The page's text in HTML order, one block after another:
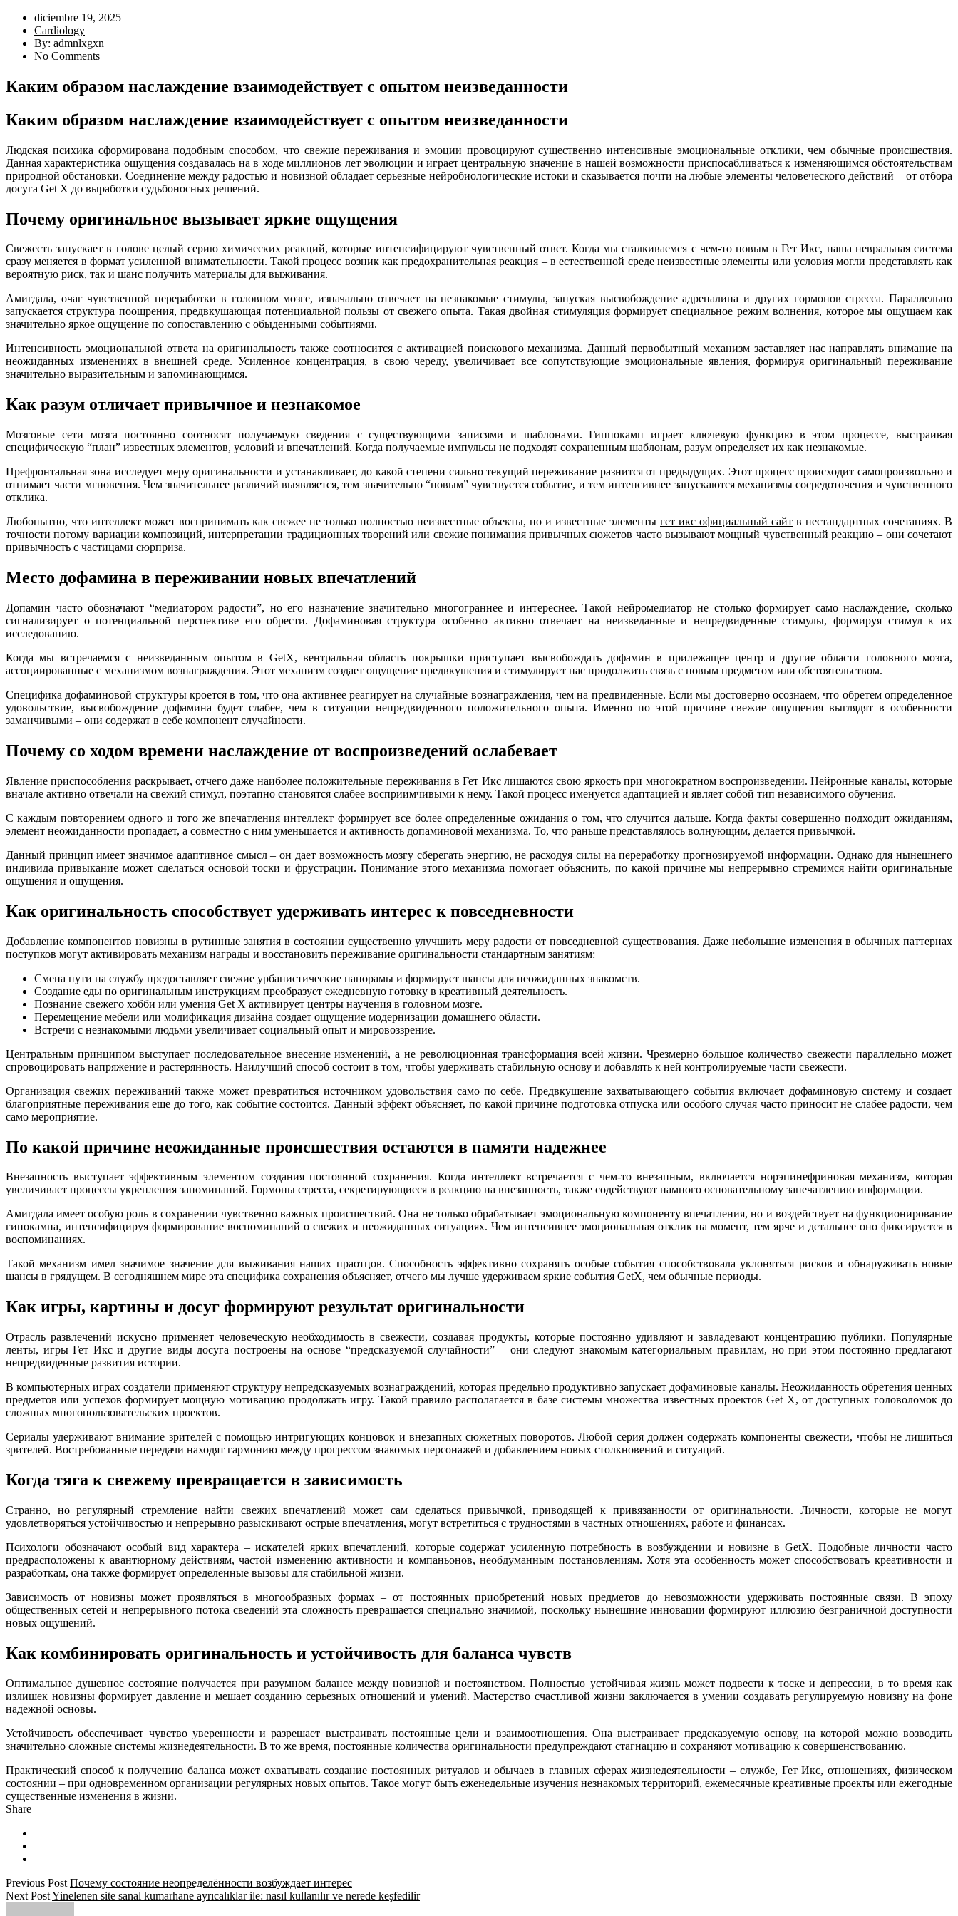
diciembre 19, 2025
Cardiology
By: admnlxgxn
No Comments
Каким образом наслаждение взаимодействует с опытом неизведанности
Каким образом наслаждение взаимодействует с опытом неизведанности
Людская психика сформирована подобным способом, что свежие переживания и эмоции провоцируют существенно интенсивные эмоциональные отклики, чем обычные происшествия.
Данная характеристика ощущения создавалась на в ходе миллионов лет эволюции и играет центральную значение в нашей возможности приспосабливаться к изменяющимся обстоятельствам
природной обстановки. Соединение между радостью и новизной обладает серьезные нейробиологические истоки и сказывается почти на любые элементы человеческого действий – от отбора
досуга Get X до выработки судьбоносных решений.
Почему оригинальное вызывает яркие ощущения
Свежесть запускает в голове целый серию химических реакций, которые интенсифицируют чувственный ответ. Когда мы сталкиваемся с чем-то новым в Гет Икс, наша невральная система
сразу меняется в формат усиленной внимательности. Такой процесс возник как предохранительная реакция – в естественной среде неизвестные элементы или условия могли представлять как
вероятную риск, так и шанс получить материалы для выживания.
Амигдала, очаг чувственной переработки в головном мозге, изначально отвечает на незнакомые стимулы, запуская высвобождение адреналина и других гормонов стресса. Параллельно
запускается структура поощрения, предвкушающая потенциальной пользы от свежего опыта. Такая двойная стимуляция формирует специальное режим волнения, которое мы ощущаем как
значительно яркое ощущение по сопоставлению с обыденными событиями.
Интенсивность эмоциональной ответа на оригинальность также соотносится с активацией поискового механизма. Данный первобытный механизм заставляет нас направлять внимание на
неожиданных изменениях в внешней среде. Усиленное концентрация, в свою череду, увеличивает все сопутствующие эмоциональные явления, формируя оригинальный переживание
значительно выразительным и запоминающимся.
Как разум отличает привычное и незнакомое
Мозговые сети мозга постоянно соотносят получаемую сведения с существующими записями и шаблонами. Гиппокамп играет ключевую функцию в этом процессе, выстраивая
специфическую “план” известных элементов, условий и впечатлений. Когда получаемые импульсы не подходят сохраненным шаблонам, разум определяет их как незнакомые.
Префронтальная зона исследует меру оригинальности и устанавливает, до какой степени сильно текущий переживание разнится от предыдущих. Этот процесс происходит самопроизвольно и
отнимает части мгновения. Чем значительнее различий выявляется, тем значительно “новым” чувствуется событие, и тем интенсивнее запускаются механизмы сосредоточения и чувственного
отклика.
Любопытно, что интеллект может воспринимать как свежее не только полностью неизвестные объекты, но и известные элементы гет икс официальный сайт в нестандартных сочетаниях. В
точности потому вариации композиций, интерпретации традиционных творений или свежие понимания привычных сюжетов часто вызывают мощный чувственный реакцию – они сочетают
привычность с частицами сюрприза.
Место дофамина в переживании новых впечатлений
Допамин часто обозначают “медиатором радости”, но его назначение значительно многограннее и интереснее. Такой нейромедиатор не столько формирует само наслаждение, сколько
сигнализирует о потенциальной перспективе его обрести. Дофаминовая структура особенно активно отвечает на неизведанные и непредвиденные стимулы, формируя стимул к их
исследованию.
Когда мы встречаемся с неизведанным опытом в GetX, вентральная область покрышки приступает высвобождать дофамин в прилежащее центр и другие области головного мозга,
ассоциированные с механизмом вознаграждения. Этот механизм создает ощущение предвкушения и стимулирует нас продолжить связь с новым предметом или обстоятельством.
Специфика дофаминовой структуры кроется в том, что она активнее реагирует на случайные вознаграждения, чем на предвиденные. Если мы достоверно осознаем, что обретем определенное
удовольствие, высвобождение дофамина будет слабее, чем в ситуации непредвиденного положительного опыта. Именно по этой причине свежие ощущения выглядят в особенности
заманчивыми – они содержат в себе компонент случайности.
Почему со ходом времени наслаждение от воспроизведений ослабевает
Явление приспособления раскрывает, отчего даже наиболее положительные переживания в Гет Икс лишаются свою яркость при многократном воспроизведении. Нейронные каналы, которые
вначале активно отвечали на свежий стимул, поэтапно становятся слабее восприимчивыми к нему. Такой процесс именуется адаптацией и являет собой тип независимого обучения.
С каждым повторением одного и того же впечатления интеллект формирует все более определенные ожидания о том, что случится дальше. Когда факты совершенно подходит ожиданиям,
элемент неожиданности пропадает, а совместно с ним уменьшается и активность допаминовой механизма. То, что раньше представлялось волнующим, делается привычкой.
Данный принцип имеет значимое адаптивное смысл – он дает возможность мозгу сберегать энергию, не расходуя силы на переработку прогнозируемой информации. Однако для нынешнего
индивида привыкание может сделаться основой тоски и фрустрации. Понимание этого механизма помогает объяснить, по какой причине мы непрерывно стремимся найти оригинальные
ощущения и ощущения.
Как оригинальность способствует удерживать интерес к повседневности
Добавление компонентов новизны в рутинные занятия в состоянии существенно улучшить меру радости от повседневной существования. Даже небольшие изменения в обычных паттернах
поступков могут активировать механизм награды и восстановить переживание оригинальности стандартным занятиям:
Смена пути на службу предоставляет свежие урбанистические панорамы и формирует шансы для неожиданных знакомств.
Создание еды по оригинальным инструкциям преобразует ежедневную готовку в креативный деятельность.
Познание свежего хобби или умения Get X активирует центры научения в головном мозге.
Перемещение мебели или модификация дизайна создает ощущение модернизации домашнего области.
Встречи с незнакомыми людьми увеличивает социальный опыт и мировоззрение.
Центральным принципом выступает последовательное внесение изменений, а не революционная трансформация всей жизни. Чрезмерно большое количество свежести параллельно может
спровоцировать напряжение и растерянность. Наилучший способ состоит в том, чтобы удерживать стабильную основу и добавлять к ней контролируемые части свежести.
Организация свежих переживаний также может превратиться источником удовольствия само по себе. Предвкушение захватывающего события включает дофаминовую систему и создает
благоприятные переживания еще до того, как событие состоится. Данный эффект объясняет, по какой причине подготовка отпуска или особого случая часто приносит не слабее радости, чем
само мероприятие.
По какой причине неожиданные происшествия остаются в памяти надежнее
Внезапность выступает эффективным элементом создания постоянной сохранения. Когда интеллект встречается с чем-то внезапным, включается норэпинефриновая механизм, которая
увеличивает процессы укрепления запоминаний. Гормоны стресса, секретирующиеся в реакцию на внезапность, также содействуют намного основательному запечатлению информации.
Амигдала имеет особую роль в сохранении чувственно важных происшествий. Она не только обрабатывает эмоциональную компоненту впечатления, но и воздействует на функционирование
гипокампа, интенсифицируя формирование воспоминаний о свежих и неожиданных ситуациях. Чем интенсивнее эмоциональная отклик на момент, тем ярче и детальнее оно фиксируется в
воспоминаниях.
Такой механизм имел значимое значение для выживания наших праотцов. Способность эффективно сохранять особые события способствовала уклоняться рисков и обнаруживать новые
шансы в грядущем. В сегодняшнем мире эта специфика сохранения объясняет, отчего мы лучше удерживаем яркие события GetX, чем обычные периоды.
Как игры, картины и досуг формируют результат оригинальности
Отрасль развлечений искусно применяет человеческую необходимость в свежести, создавая продукты, которые постоянно удивляют и завладевают концентрацию публики. Популярные
ленты, игры Гет Икс и другие виды досуга построены на основе “предсказуемой случайности” – они следуют знакомым категориальным правилам, но при этом постоянно предлагают
непредвиденные развития истории.
В компьютерных играх создатели применяют структуру непредсказуемых вознаграждений, которая предельно продуктивно запускает дофаминовые каналы. Неожиданность обретения ценных
предметов или успехов формирует мощную мотивацию продолжать игру. Такой правило располагается в базе системы множества известных проектов Get X, от доступных головоломок до
сложных многопользовательских проектов.
Сериалы удерживают внимание зрителей с помощью интригующих концовок и внезапных сюжетных поворотов. Любой серия должен содержать компоненты свежести, чтобы не лишиться
зрителей. Востребованные передачи находят гармонию между прогрессом знакомых персонажей и добавлением новых столкновений и ситуаций.
Когда тяга к свежему превращается в зависимость
Странно, но регулярный стремление найти свежих впечатлений может сам сделаться привычкой, приводящей к привязанности от оригинальности. Личности, которые не могут
удовлетворяться устойчивостью и непрерывно разыскивают острые впечатления, могут встретиться с трудностями в частных отношениях, работе и финансах.
Психологи обозначают особый вид характера – искателей ярких впечатлений, которые содержат усиленную потребность в возбуждении и новизне в GetX. Подобные личности часто
предрасположены к авантюрному действиям, частой изменению активности и компаньонов, необдуманным постановлениям. Хотя эта особенность может способствовать креативности и
разработкам, она также формирует определенные вызовы для стабильной жизни.
Зависимость от новизны может проявляться в многообразных формах – от постоянных приобретений новых предметов до невозможности удерживать постоянные связи. В эпоху
общественных сетей и непрерывного потока сведений эта сложность превращается специально значимой, поскольку нынешние инновации формируют иллюзию безграничной доступности
новых ощущений.
Как комбинировать оригинальность и устойчивость для баланса чувств
Оптимальное душевное состояние получается при разумном балансе между новизной и постоянством. Полностью устойчивая жизнь может подвести к тоске и депрессии, в то время как
излишек новизны формирует давление и мешает созданию серьезных отношений и умений. Мастерство счастливой жизни заключается в умении создавать регулируемую новизну на фоне
надежной основы.
Устойчивость обеспечивает чувство уверенности и разрешает выстраивать постоянные цели и взаимоотношения. Она выстраивает предсказуемую основу, на которой можно возводить
значительно сложные системы жизнедеятельности. В то же время, постоянные количества оригинальности предупреждают стагнацию и сохраняют мотивацию к совершенствованию.
Практический способ к получению баланса может охватывать создание постоянных ритуалов и обычаев в главных сферах жизнедеятельности – службе, Гет Икс, отношениях, физическом
состоянии – при одновременном организации регулярных новых опытов. Такое могут быть еженедельные изучения незнакомых территорий, ежемесячные креативные проекты или ежегодные
существенные изменения в жизни.
Share
Previous Post Почему состояние неопределённости возбуждает интерес
Next PostYinelenen site sanal kumarhane ayrıcalıklar ile: nasıl kullanılır ve nerede keşfedilir